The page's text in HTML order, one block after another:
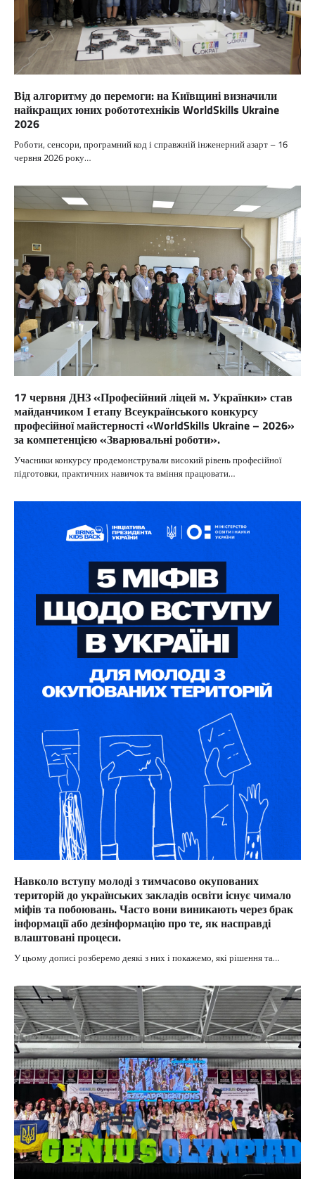
Від алгоритму до перемоги: на Київщині визначили
найкращих юних робототехніків WorldSkills Ukraine
2026
Роботи, сенсори, програмний код і справжній інженерний азарт – 16
червня 2026 року…
17 червня ДНЗ «Професійний ліцей м. Українки» став
майданчиком І етапу Всеукраїнського конкурсу
професійної майстерності «WorldSkills Ukraine – 2026»
за компетенцією «Зварювальні роботи».
Учасники конкурсу продемонстрували високий рівень професійної
підготовки, практичних навичок та вміння працювати…
Навколо вступу молоді з тимчасово окупованих
територій до українських закладів освіти існує чимало
міфів та побоювань. Часто вони виникають через брак
інформації або дезінформацію про те, як насправді
влаштовані процеси.
У цьому дописі розберемо деякі з них і покажемо, які рішення та…